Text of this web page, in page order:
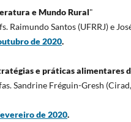
e Mundo Rural"
Raimundo Santos (UFRRJ) e
de 2020.
e práticas alimentares
Sandrine Fréguin-Gresh
de 2020.